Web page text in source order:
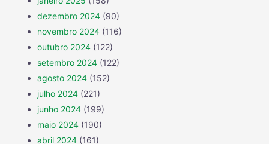
dezembro 2024 (90)
novembro 2024 (116)
outubro 2024 (122)
setembro 2024 (122)
agosto 2024 (152)
julho 2024 (221)
junho 2024 (199)
maio 2024 (190)
abril 2024 (161)